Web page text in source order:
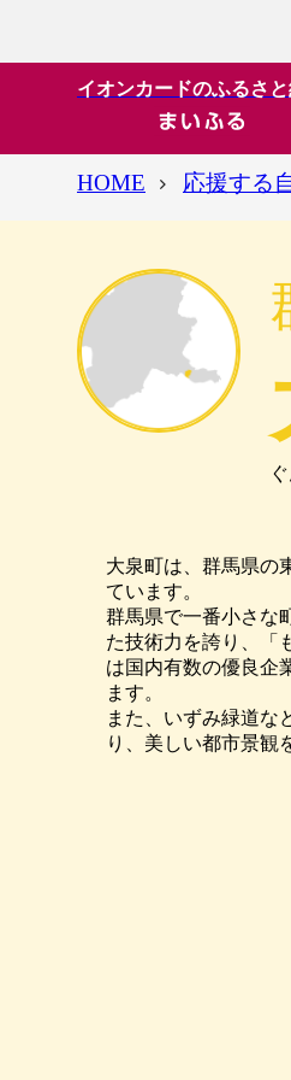
イオンカードのふるさ
HOME
応援する
大泉町は、群馬県の
ています。
群馬県で一番小さな
た技術力を誇り、「
は国内有数の優良企
ます。
また、いずみ緑道な
り、美しい都市景観